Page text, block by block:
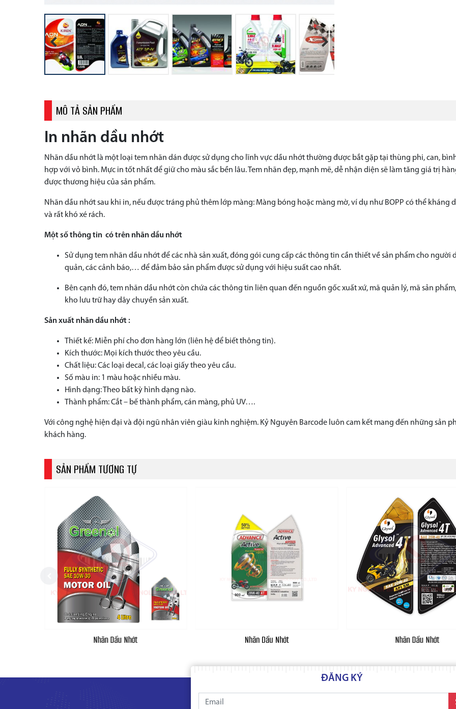
Previous Next
MÔ TẢ SẢN PHẨM
In nhãn dầu nhớt
Nhãn dầu nhớt là một loại tem nhãn dán được sử dụng cho lĩnh vực dầu nhớt thường được bắt gặp tại thùng phi, can,
hợp với vỏ bình. Mực in tốt nhất để giữ cho màu sắc bền lâu. Tem nhãn đẹp, mạnh mẽ, dễ nhận diện sẽ làm tăng giá trị
được thương hiệu của sản phẩm.
Nhãn dầu nhớt sau khi in, nếu được tráng phủ thêm lớp màng: Màng bóng hoặc màng mờ, ví dụ như BOPP có thể kháng
và rất khó xé rách.
Một số thông tin có trên nhãn dầu nhớt
Sử dụng tem nhãn dầu nhớt để các nhà sản xuất, đóng gói cung cấp các thông tin cần thiết về sản phẩm cho
quản, các cảnh báo,… để đảm bảo sản phẩm được sử dụng với hiệu suất cao nhất.
Bên cạnh đó, tem nhãn dầu nhớt còn chứa các thông tin liên quan đến nguồn gốc xuất xứ, mã quản lý, mã sản
kho lưu trữ hay dây chuyền sản xuất.
Sản xuất nhãn dầu nhớt :
Thiết kế: Miễn phí cho đơn hàng lớn (liên hệ để biết thông tin).
Kích thước: Mọi kích thước theo yêu cầu.
Chất liệu: Các loại decal, các loại giấy theo yêu cầu.
Số màu in: 1 màu hoặc nhiều màu.
Hình dạng: Theo bất kỳ hình dạng nào.
Thành phẩm: Cắt – bế thành phẩm, cán màng, phủ UV….
Với công nghệ hiện đại và đội ngũ nhân viên giàu kinh nghiệm. Kỷ Nguyên Barcode luôn cam kết mang đến những sản
khách hàng.
SẢN PHẨM TƯƠNG TỰ
Nhãn Dầu Nhớt Nhãn Dầu Nhớt Nhãn Dầu Nhớt
ĐĂNG KÝ